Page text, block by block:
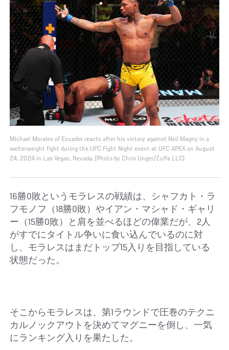
Michael Morales of Ecuador reacts after his victory against Neil Magny in a
welterweight fight during the UFC Fight Night event at UFC APEX on August
24, 2024 in Las Vegas, Nevada. (Photo by Chris Unger/Zuffa LLC)
16勝0敗というモラレスの戦績は、シャフカト・ラ
フモノフ（18勝0敗）やイアン・マシャド・ギャリ
ー（15勝0敗）と肩を並べるほどの偉業だが、2人
がすでにタイトル争いに食い込んでいるのに対
し、モラレスはまだトップ15入りを目指している
状態だった。
そこからモラレスは、第1ラウンドで圧巻のテクニ
カルノックアウトを決めてマグニーを倒し、一気
にランキング入りを果たした。